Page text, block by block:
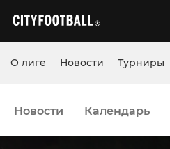
О лиге Новости Турниры
Новости Календарь